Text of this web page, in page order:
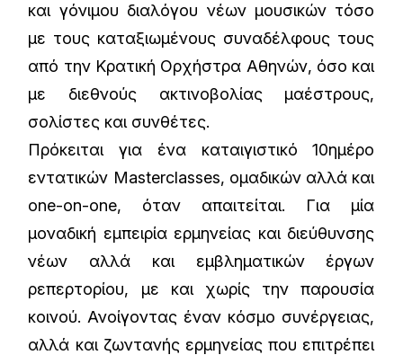
και γόνιμου διαλόγου νέων μουσικών τόσο
με τους καταξιωμένους συναδέλφους τους
από την Κρατική Ορχήστρα Αθηνών, όσο και
με διεθνούς ακτινοβολίας μαέστρους,
σολίστες και συνθέτες.
Πρόκειται για ένα καταιγιστικό 10ημέρο
εντατικών Masterclasses, ομαδικών αλλά και
one-on-one, όταν απαιτείται. Για μία
μοναδική εμπειρία ερμηνείας και διεύθυνσης
νέων αλλά και εμβληματικών έργων
ρεπερτορίου, με και χωρίς την παρουσία
κοινού. Ανοίγοντας έναν κόσμο συνέργειας,
αλλά και ζωντανής ερμηνείας που επιτρέπει